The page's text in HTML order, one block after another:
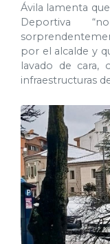
Ávila lamenta
Deportiva
por el alcalde y
lavado de cara,
infraestructuras